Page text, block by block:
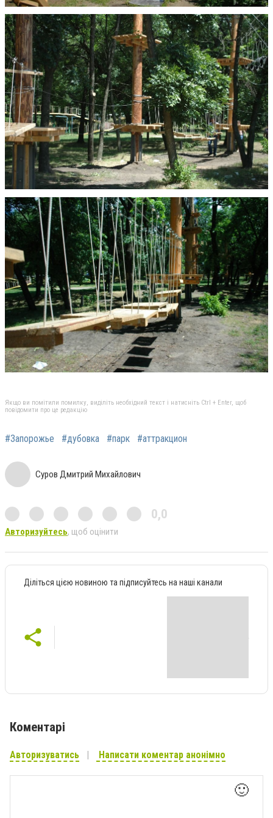
Якщо ви помітили помилку, виділіть необхідний текст і натисніть Ctrl + Enter, щоб
повідомити про це редакцію
#Запорожье #дубовка #парк #аттракцион
Суров Дмитрий Михайлович
0,0
Авторизуйтесь, щоб оцінити
Діліться цією новиною та підписуйтесь на наші канали
Коментарі
Авторизуватись Написати коментар анонімно
🙂